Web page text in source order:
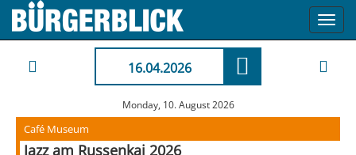
16.04.2026
Monday, 10. August 2026
Café Museum
Jazz am Russenkai 2026